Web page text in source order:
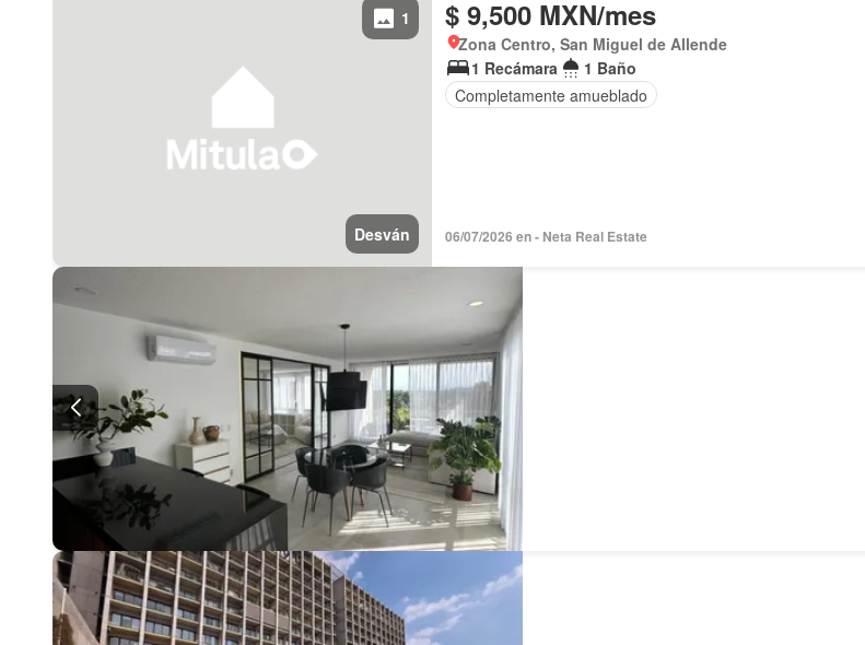
Desván
1 $ 9,500 MXN/mes
Zona Centro, San Miguel de Allende
1 Recámara
1 Baño
Completamente amueblado
06/07/2026 en - Neta Real Estate